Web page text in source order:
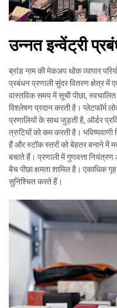
उन्नत इन्वेंट्री
ब्रांड नाम की मेकअप थोक व्यापार
प्रबंधन प्रणाली सुंदर वितरण क्षेत्र में
वास्तविक समय में सूची पीछा,
विश्लेषण प्रदान करती है। प्लेटफॉर्म
प्रणालियों के साथ जुड़ती है, ऑर्डर
त्रुटियों को कम करती है।
हैं और स्टॉक स्तरों को बेहतर बनाने
बचाते हैं। प्रणाली में गुणवत्ता
बैच पीछा क्षमता शामिल है। एकाधिक
सुनिश्चित करते हैं।